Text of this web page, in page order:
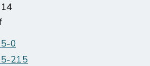
0
215